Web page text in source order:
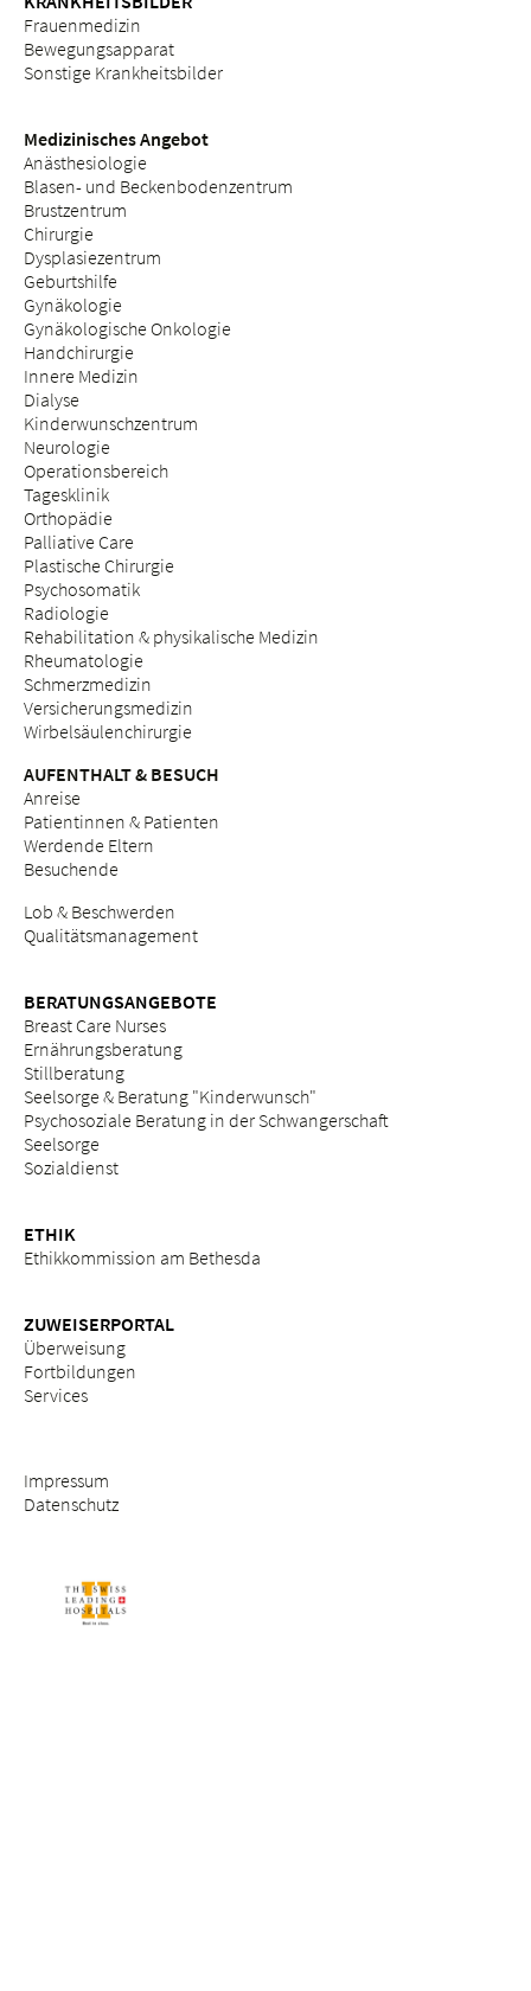
Frauenmedizin
Bewegungsapparat
Sonstige Krankheitsbilder
Medizinisches Angebot
Anästhesiologie
Blasen- und Beckenbodenzentrum
Brustzentrum
Chirurgie
Dysplasiezentrum
Geburtshilfe
Gynäkologie
Gynäkologische Onkologie
Handchirurgie
Innere Medizin
Dialyse
Kinderwunschzentrum
Neurologie
Operationsbereich
Tagesklinik
Orthopädie
Palliative Care
Plastische Chirurgie
Psychosomatik
Radiologie
Rehabilitation & physikalische Medizin
Rheumatologie
Schmerzmedizin
Versicherungsmedizin
Wirbelsäulenchirurgie
AUFENTHALT & BESUCH
Anreise
Patientinnen & Patienten
Werdende Eltern
Besuchende
Lob & Beschwerden
Qualitätsmanagement
BERATUNGSANGEBOTE
Breast Care Nurses
Ernährungsberatung
Stillberatung
Seelsorge & Beratung "Kinderwunsch"
Psychosoziale Beratung in der Schwangerschaft
Seelsorge
Sozialdienst
ETHIK
Ethikkommission am Bethesda
ZUWEISERPORTAL
Überweisung
Fortbildungen
Services
Impressum
Datenschutz